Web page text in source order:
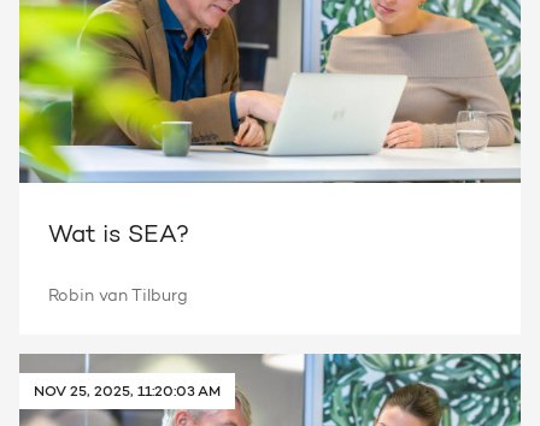
Wat is SEA?
Robin van Tilburg
NOV 25, 2025, 11:20:03 AM